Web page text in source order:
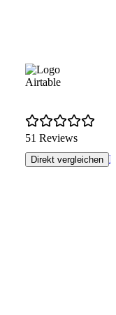
Airtable
51 Reviews
Direkt vergleichen